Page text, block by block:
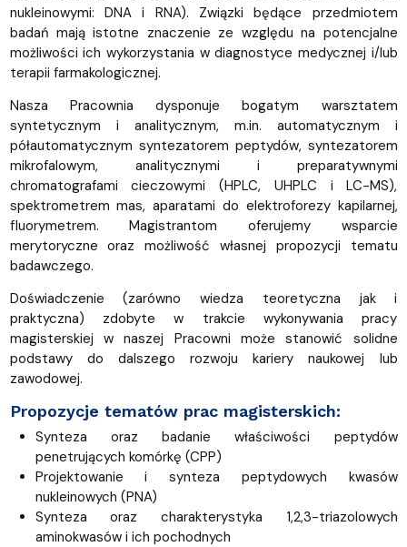
nukleinowymi: DNA i RNA). Związki będące przedmiotem
badań mają istotne znaczenie ze względu na potencjalne
możliwości ich wykorzystania w diagnostyce medycznej i/lub
terapii farmakologicznej.
Nasza Pracownia dysponuje bogatym warsztatem
syntetycznym i analitycznym, m.in. automatycznym i
półautomatycznym syntezatorem peptydów, syntezatorem
mikrofalowym, analitycznymi i preparatywnymi
chromatografami cieczowymi (HPLC, UHPLC i LC-MS),
spektrometrem mas, aparatami do elektroforezy kapilarnej,
fluorymetrem. Magistrantom oferujemy wsparcie
merytoryczne oraz możliwość własnej propozycji tematu
badawczego.
Doświadczenie (zarówno wiedza teoretyczna jak i
praktyczna) zdobyte w trakcie wykonywania pracy
magisterskiej w naszej Pracowni może stanowić solidne
podstawy do dalszego rozwoju kariery naukowej lub
zawodowej.
Propozycje tematów prac magisterskich:
Synteza oraz badanie właściwości peptydów
penetrujących komórkę (CPP)
Projektowanie i synteza peptydowych kwasów
nukleinowych (PNA)
Synteza oraz charakterystyka 1,2,3-triazolowych
aminokwasów i ich pochodnych